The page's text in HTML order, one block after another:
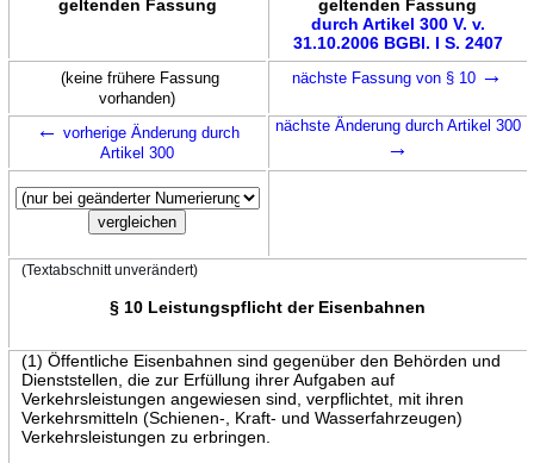
geltenden Fassung
geltenden Fassung
durch Artikel 300 V. v.
31.10.2006 BGBl. I S. 2407
(keine frühere Fassung
vorhanden)
nächste Fassung von § 10 →
← vorherige Änderung durch
Artikel 300
nächste Änderung durch Artikel 300
→
(Textabschnitt unverändert)
§ 10 Leistungspflicht der Eisenbahnen
(1) Öffentliche Eisenbahnen sind gegenüber den Behörden und
Dienststellen, die zur Erfüllung ihrer Aufgaben auf
Verkehrsleistungen angewiesen sind, verpflichtet, mit ihren
Verkehrsmitteln (Schienen-, Kraft- und Wasserfahrzeugen)
Verkehrsleistungen zu erbringen.